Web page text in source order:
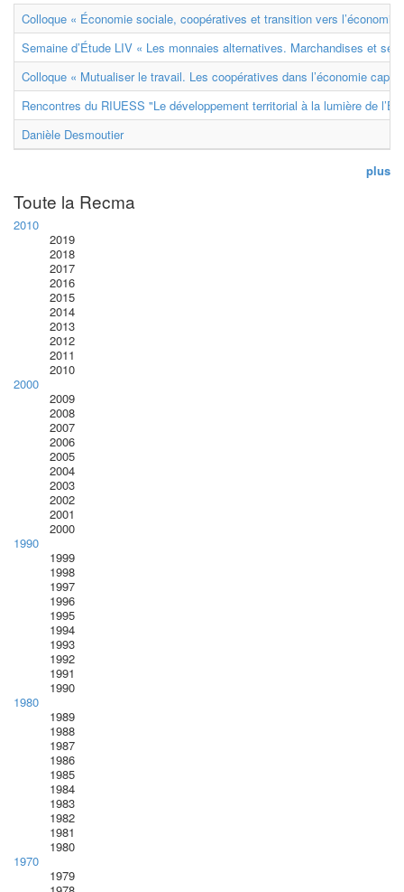
Colloque « Économie sociale, coopératives et transition vers
Semaine d’Étude LIV « Les monnaies alternatives. Marchandises et
Colloque « Mutualiser le travail. Les coopératives dans l’économie
Rencontres du RIUESS "Le développement territorial à la lumière de
Danièle Desmoutier
plus
Toute la Recma
2010
2019
2018
2017
2016
2015
2014
2013
2012
2011
2010
2000
2009
2008
2007
2006
2005
2004
2003
2002
2001
2000
1990
1999
1998
1997
1996
1995
1994
1993
1992
1991
1990
1980
1989
1988
1987
1986
1985
1984
1983
1982
1981
1980
1970
1979